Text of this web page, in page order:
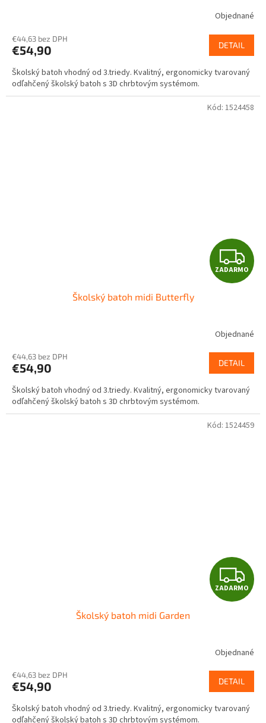
A
R
M
Objednané
€44,63 bez DPH
€54,90 DETAIL
Školský batoh vhodný od 3.triedy. Kvalitný, ergonomicky tvarovaný
odľahčený školský batoh s 3D chrbtovým systémom.
Z
A
A
R
M
ZADARMO
Školský batoh midi Butterfly
Objednané
€44,63 bez DPH
€54,90 DETAIL
Školský batoh vhodný od 3.triedy. Kvalitný, ergonomicky tvarovaný
odľahčený školský batoh s 3D chrbtovým systémom.
Kód: 1524458
Z
A
A
R
M
ZADARMO
Školský batoh midi Garden
Objednané
€44,63 bez DPH
€54,90 DETAIL
Školský batoh vhodný od 3.triedy. Kvalitný, ergonomicky tvarovaný
odľahčený školský batoh s 3D chrbtovým systémom.
Kód: 1524459